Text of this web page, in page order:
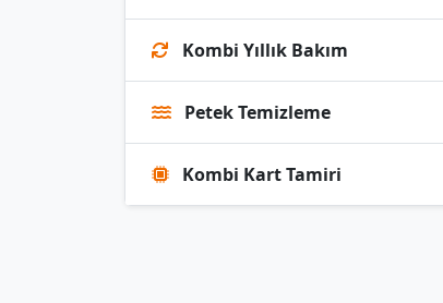
Kombi Yıllık Bakım
Petek Temizleme
Kombi Kart Tamiri